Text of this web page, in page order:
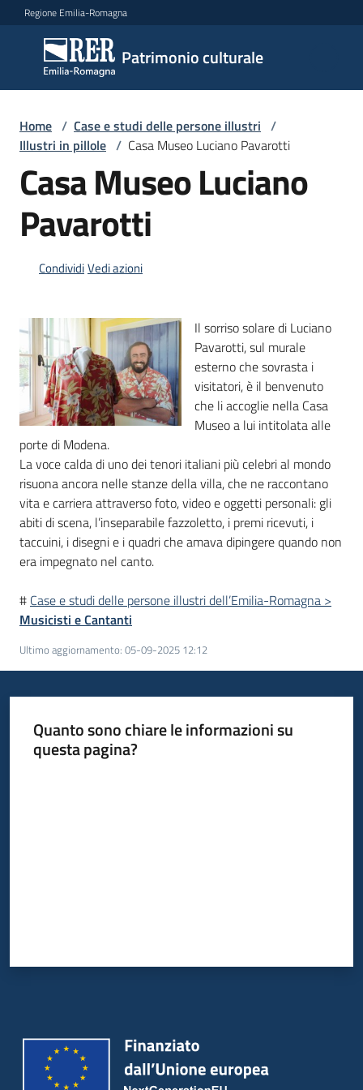
Vai al contenuto
Vai alla navigazione
Vai al footer
Regione Emilia-Romagna
Patrimonio culturale
Patrimonio
culturale
Argomenti
Novità
Servizi
Leggi
Atti
Bandi
Piani
Programmi
Progetti
Mediateca
Giuseppe
Seguici
su
Home / Case e studi delle persone illustri /
Illustri in pillole / Casa Museo Luciano Pavarotti
Casa Museo Luciano
Pavarotti
CondividiVedi azioni
Il sorriso solare di Luciano
Pavarotti, sul murale
esterno che sovrasta i
visitatori, è il benvenuto
che li accoglie nella Casa
Museo a lui intitolata alle
porte di Modena.
La voce calda di uno dei tenori italiani più celebri al mondo
risuona ancora nelle stanze della villa, che ne raccontano
vita e carriera attraverso foto, video e oggetti personali: gli
abiti di scena, l’inseparabile fazzoletto, i premi ricevuti, i
taccuini, i disegni e i quadri che amava dipingere quando non
era impegnato nel canto.
# Case e studi delle persone illustri dell’Emilia-Romagna >
Musicisti e Cantanti
Ultimo aggiornamento: 05-09-2025 12:12
Quanto sono chiare le informazioni su
questa pagina?